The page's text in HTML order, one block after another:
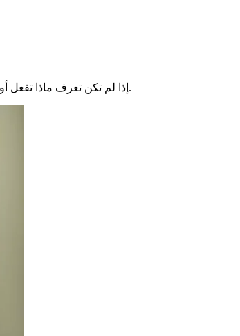
إذا لم تكن تعرف ماذا تفعل التي ستساعدك. سيسهل ذلك موعدك.